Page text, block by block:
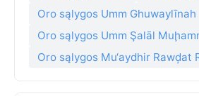
Oro sąlygos Umm Ghuwaylīnah
Oro sąlygos Umm Şalāl
Oro sąlygos Mu‘aydhir Rawḑat